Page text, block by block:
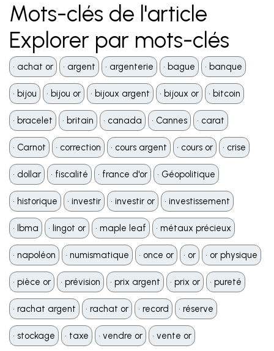
Mots-clés de l'article
Explorer par mots-clés
•️ achat or •️ argent •️ argenterie •️ bague •️ banque
•️ bijou •️ bijou or •️ bijoux argent •️ bijoux or •️ bitcoin
•️ bracelet •️ britain •️ canada •️ Cannes •️ carat
•️ Carnot •️ correction •️ cours argent •️ cours or •️ crise
•️ dollar •️ fiscalité •️ france d'or •️ Géopolitique
•️ historique •️ investir •️ investir or •️ investissement
•️ lbma •️ lingot or •️ maple leaf •️ métaux précieux
•️ napoléon •️ numismatique •️ once or •️ or •️ or physique
•️ pièce or •️ prévision •️ prix argent •️ prix or •️ pureté
•️ rachat argent •️ rachat or •️ record •️ réserve
•️ stockage •️ taxe •️ vendre or •️ vente or